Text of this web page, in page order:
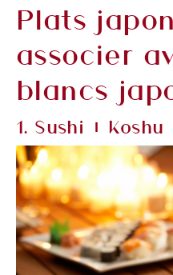
Plats
associer
blancs
1. Sushi + Koshu